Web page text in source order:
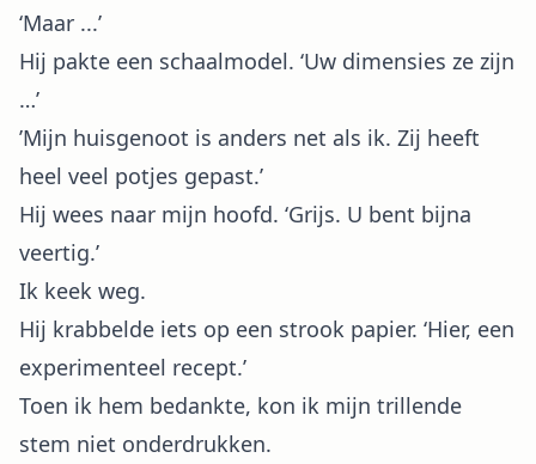
‘Maar ...’
Hij pakte een schaalmodel. ‘Uw dimensies ze zijn
…’
’Mijn huisgenoot is anders net als ik. Zij heeft
heel veel potjes gepast.’
Hij wees naar mijn hoofd. ‘Grijs. U bent bijna
veertig.’
Ik keek weg.
Hij krabbelde iets op een strook papier. ‘Hier, een
experimenteel recept.’
Toen ik hem bedankte, kon ik mijn trillende
stem niet onderdrukken.